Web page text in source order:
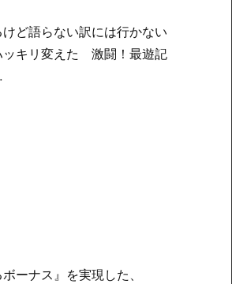
ど語らない訳には行かない
ッキリ変えた 激闘！最遊記
ーナス』を実現した、